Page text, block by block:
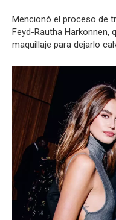
Mencionó el proceso de
Feyd-Rautha Harkonnen,
maquillaje para dejarlo